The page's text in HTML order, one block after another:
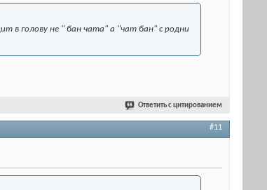
в голову не " бан чата" а "чат бан" с родни
Ответить с цитированием
#11